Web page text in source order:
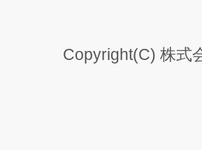
Copyright(C) 株式